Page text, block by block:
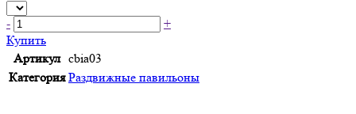
-
+
Купить
Артикул cbia03
Категория Раздвижные павильоны